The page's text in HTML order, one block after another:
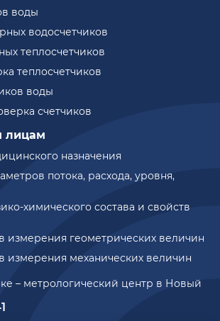
– метрологический центр в Новый
воды
водосчетчиков
теплосчетчиков
теплосчетчиков
воды
счетчиков
лицам
назначения
потока, расхода, уровня,
химического состава и свойств
измерения геометрических величин
измерения механических величин